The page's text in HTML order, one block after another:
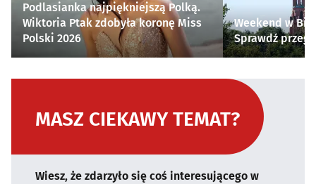
Podlasianka najpiękniejszą Polką.
Wiktoria Ptak zdobyła koronę Miss
Polski 2026
Weekend w
Sprawdź
MASZ CIEKAWY TEMAT?
Wiesz, że zdarzyło się coś interesującego w